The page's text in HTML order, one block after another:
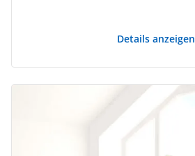
Details anzeigen